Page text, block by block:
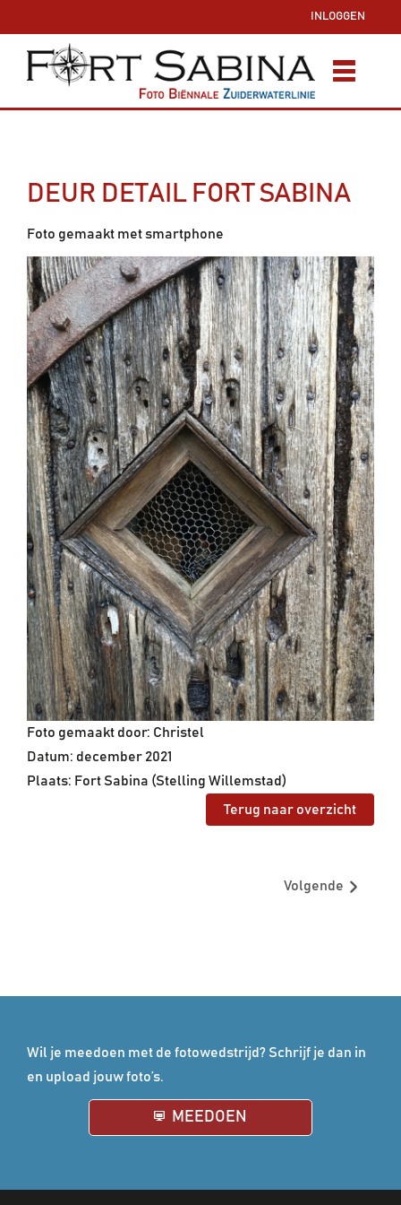
INLOGGEN
DEUR DETAIL FORT SABINA
Foto gemaakt met smartphone
Foto gemaakt door: Christel
Datum: december 2021
Plaats: Fort Sabina (Stelling Willemstad)
Terug naar overzicht
Volgende
Wil je meedoen met de fotowedstrijd? Schrijf je dan in
en upload jouw foto’s.
MEEDOEN